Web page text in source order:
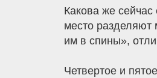
Какова же
место
им в спины»,
Четвертое и